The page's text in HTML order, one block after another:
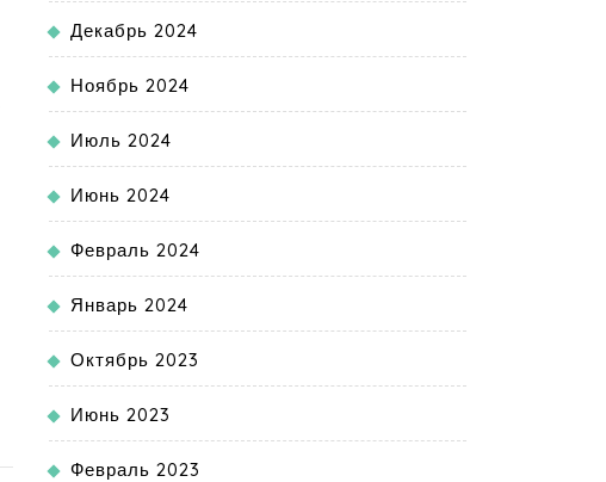
Декабрь 2024
Ноябрь 2024
Июль 2024
Июнь 2024
Февраль 2024
Январь 2024
Октябрь 2023
Июнь 2023
Февраль 2023